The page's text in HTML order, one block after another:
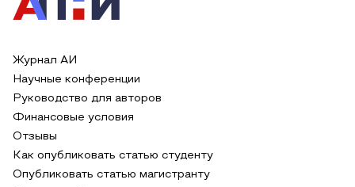
Журнал АИ
Научные конференции
Руководство для авторов
Финансовые условия
Отзывы
Как опубликовать статью студенту
Опубликовать статью магистранту